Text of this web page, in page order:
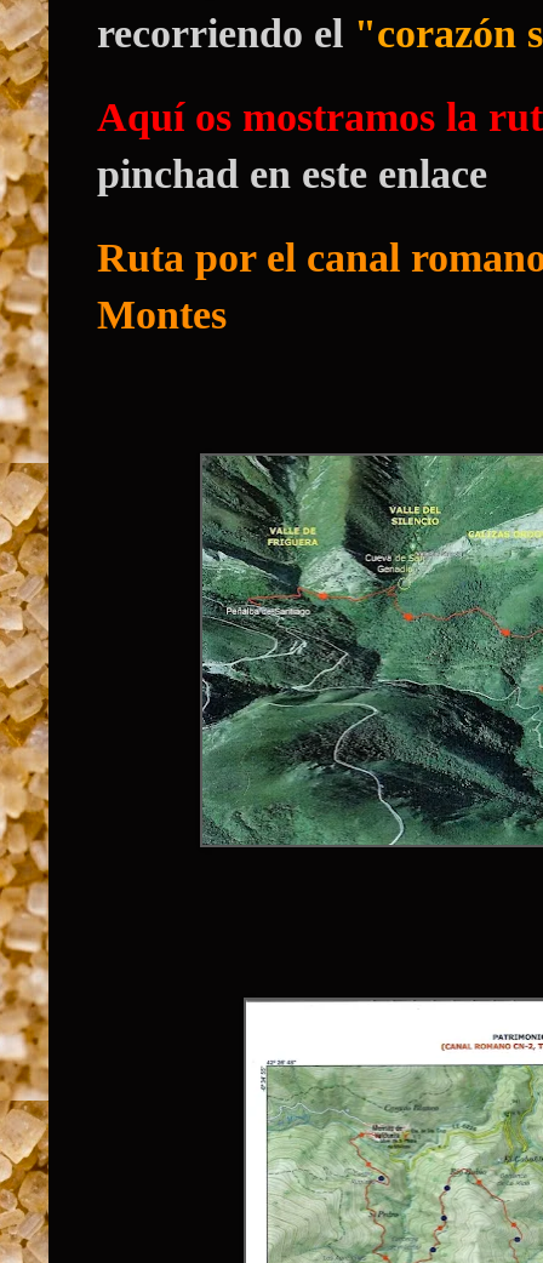
recorriendo el "corazón
Aquí os mostramos la
pinchad en este enlace
Ruta por el canal
Montes